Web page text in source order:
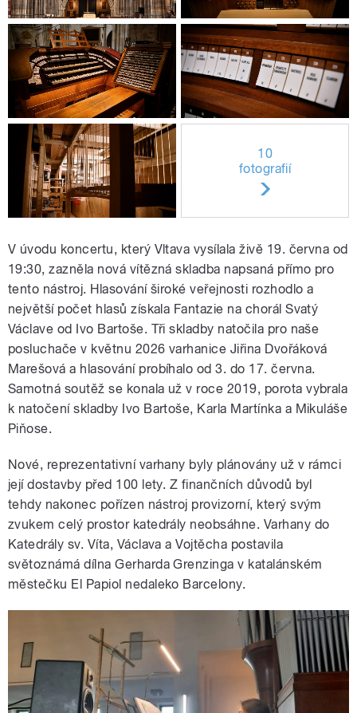
10
fotografií
V úvodu koncertu, který Vltava vysílala živě 19. června od
19:30, zazněla nová vítězná skladba napsaná přímo pro
tento nástroj. Hlasování široké veřejnosti rozhodlo a
největší počet hlasů získala Fantazie na chorál Svatý
Václave od Ivo Bartoše. Tři skladby natočila pro naše
posluchače v květnu 2026 varhanice Jiřina Dvořáková
Marešová a hlasování probíhalo od 3. do 17. června.
Samotná soutěž se konala už v roce 2019, porota vybrala
k natočení skladby Ivo Bartoše, Karla Martínka a Mikuláše
Piňose.
Nové, reprezentativní varhany byly plánovány už v rámci
její dostavby před 100 lety. Z finančních důvodů byl
tehdy nakonec pořízen nástroj provizorní, který svým
zvukem celý prostor katedrály neobsáhne. Varhany do
Katedrály sv. Víta, Václava a Vojtěcha postavila
světoznámá dílna Gerharda Grenzinga v katalánském
městečku El Papiol nedaleko Barcelony.